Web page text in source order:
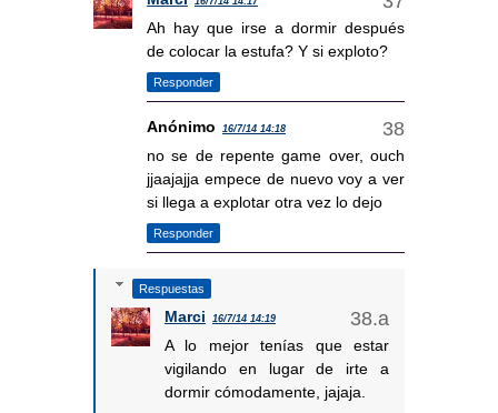
Ah hay que irse a dormir después
de colocar la estufa? Y si exploto?
Responder
Anónimo 16/7/14 14:18
no se de repente game over, ouch
jjaajajja empece de nuevo voy a ver
si llega a explotar otra vez lo dejo
Responder
Respuestas
Marci 16/7/14 14:19
A lo mejor tenías que estar
vigilando en lugar de irte a
dormir cómodamente, jajaja.